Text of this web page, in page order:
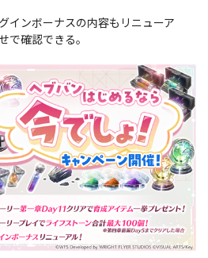
インボーナスの内容もリニューア
で確認できる。